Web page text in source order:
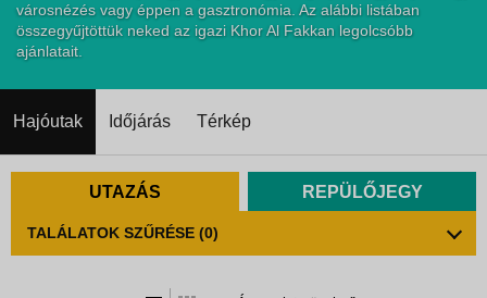
városnézés vagy éppen a gasztronómia. Az alábbi listában
összegyűjtöttük neked az igazi Khor Al Fakkan legolcsóbb
ajánlatait.
Hajóutak Időjárás Térkép
UTAZÁS REPÜLŐJEGY
TALÁLATOK SZŰRÉSE (0)